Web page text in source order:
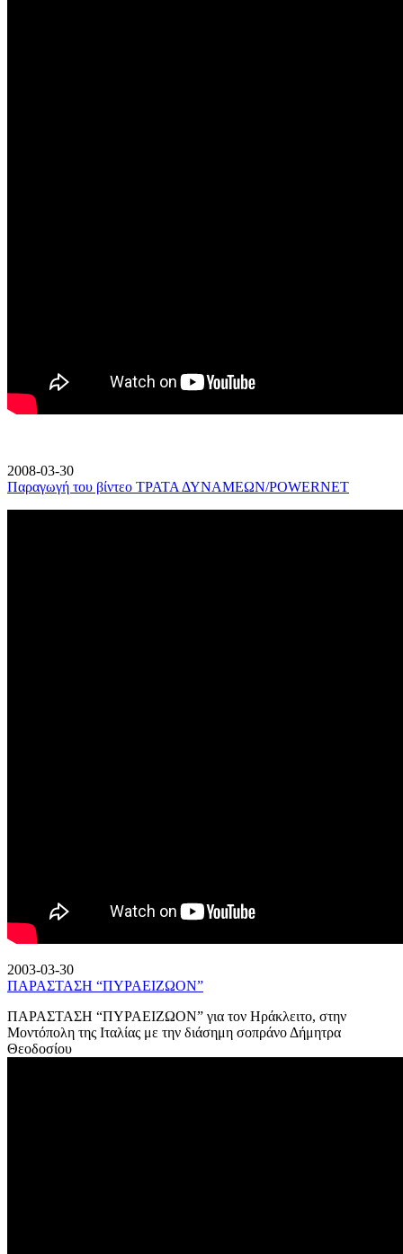
2008-03-30
Παραγωγή του βίντεο ΤΡΑΤΑ ΔΥΝΑΜΕΩΝ/POWERNET
2003-03-30
ΠΑΡΑΣΤΑΣΗ “ΠΥΡΑΕΙΖΩΟΝ”
ΠΑΡΑΣΤΑΣΗ “ΠΥΡΑΕΙΖΩΟΝ” για τον Ηράκλειτο, στην
Μοντόπολη της Ιταλίας με την διάσημη σοπράνο Δήμητρα
Θεοδοσίου